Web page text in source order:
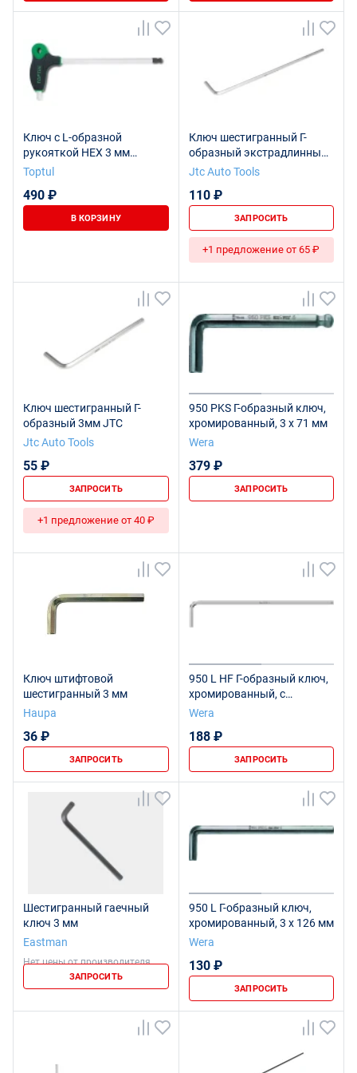
Ключ с L-образной
рукояткой HEX 3 мм
TOPTUL AGCD0314
Toptul
490 ₽
В КОРЗИНУ
Ключ шестигранный Г-
образный экстрадлинный
H3, длина 126мм JTC /1/10
Jtc Auto Tools
110 ₽
ЗАПРОСИТЬ
+1 предложение от 65 ₽
Ключ шестигранный Г-
образный 3мм JTC
Jtc Auto Tools
55 ₽
ЗАПРОСИТЬ
+1 предложение от 40 ₽
950 PKS Г-образный ключ,
хромированный, 3 x 71 мм
Wera
379 ₽
ЗАПРОСИТЬ
Ключ штифтовой
шестигранный 3 мм
Haupa
36 ₽
ЗАПРОСИТЬ
950 L HF Г-образный ключ,
хромированный, с
функцией фиксации
Wera
188 ₽
ЗАПРОСИТЬ
Шестигранный гаечный
ключ 3 мм
Eastman
Нет цены от производителя
ЗАПРОСИТЬ
950 L Г-образный ключ,
хромированный, 3 x 126 мм
Wera
130 ₽
ЗАПРОСИТЬ